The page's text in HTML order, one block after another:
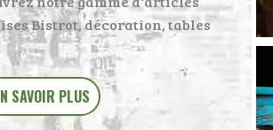
Bistrot, décoration, tables
SAVOIR PLUS